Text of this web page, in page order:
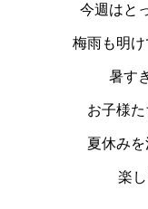
今週はと
梅雨も明け
暑す
お子様
夏休み
楽